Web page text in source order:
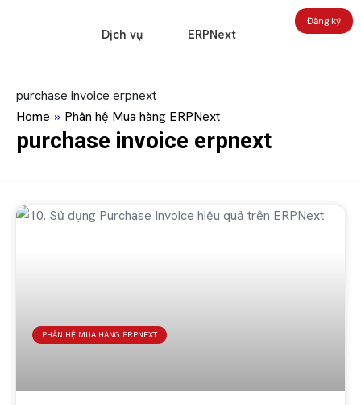
Dịch vụ ERPNext
Đăng ký
purchase invoice erpnext
Home » Phân hệ Mua hàng ERPNext
purchase invoice erpnext
PHÂN HỆ MUA HÀNG ERPNEXT